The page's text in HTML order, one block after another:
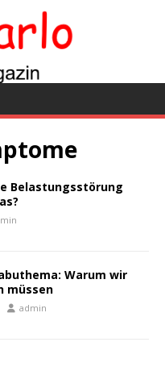
Belastungsstörung
Warum wir
müssen
admin